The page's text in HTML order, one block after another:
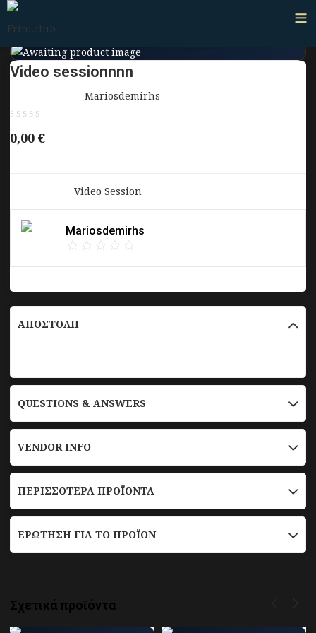
Video sessionnnn
Παρέχεται από:Mariosdemirhs
0,00€
Video Session
Mariosdemirhs
ΑΠΟΣΤΟΛΉ
QUESTIONS & ANSWERS
VENDOR INFO
ΠΕΡΙΣΣΌΤΕΡΑ ΠΡΟΪΌΝΤΑ
ΕΡΏΤΗΣΗ ΓΙΑ ΤΟ ΠΡΟΪΌΝ
Σχετικά προϊόντα